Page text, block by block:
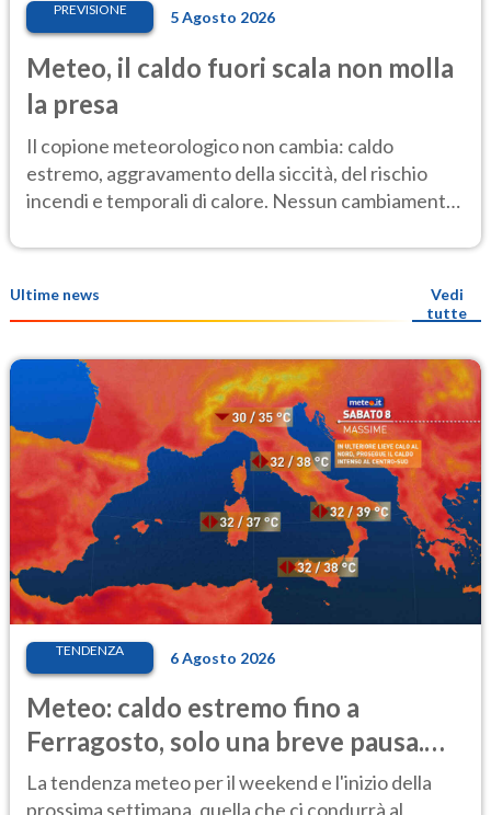
PREVISIONE 5 Agosto 2026
Meteo, il caldo fuori scala non molla
la presa
Il copione meteorologico non cambia: caldo
estremo, aggravamento della siccità, del rischio
incendi e temporali di calore. Nessun cambiamento
Ultime news
Vedi
tutte
TENDENZA 6 Agosto 2026
Meteo: caldo estremo fino a
Ferragosto, solo una breve pausa.
Ecco dove
La tendenza meteo per il weekend e l'inizio della
prossima settimana, quella che ci condurrà al